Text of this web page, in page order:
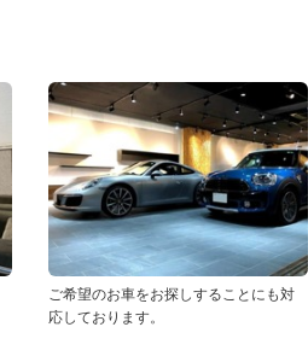
ご希望のお車をお探しすることにも対
応しております。